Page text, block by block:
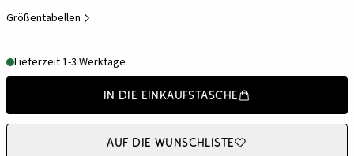
Größentabellen
Lieferzeit 1-3 Werktage
In die Einkaufstasche
Auf die Wunschliste